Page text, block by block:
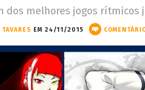
dos melhores jogos rítmicos
EM 24/11/2015